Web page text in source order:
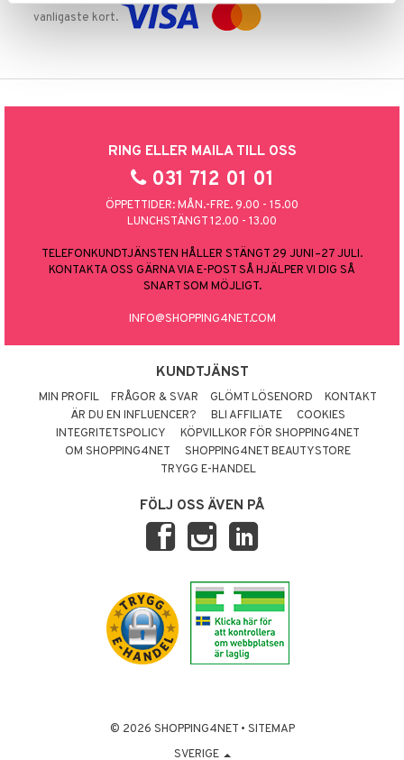
vanligaste kort.
RING ELLER MAILA TILL OSS
031 712 01 01
ÖPPETTIDER: MÅN.-FRE. 9.00 - 15.00
LUNCHSTÄNGT 12.00 - 13.00
TELEFONKUNDTJÄNSTEN HÅLLER STÄNGT 29 JUNI–27 JULI.
KONTAKTA OSS GÄRNA VIA E-POST SÅ HJÄLPER VI DIG SÅ
SNART SOM MÖJLIGT.
INFO@SHOPPING4NET.COM
KUNDTJÄNST
MIN PROFIL FRÅGOR & SVAR GLÖMT LÖSENORD
KONTAKT
ÄR DU EN INFLUENCER?
BLI AFFILIATE
COOKIES
INTEGRITETSPOLICY
KÖPVILLKOR FÖR SHOPPING4NET
OM SHOPPING4NET
SHOPPING4NET BEAUTYSTORE
TRYGG E-HANDEL
FÖLJ OSS ÄVEN PÅ
© 2026 SHOPPING4NET • SITEMAP
SVERIGE